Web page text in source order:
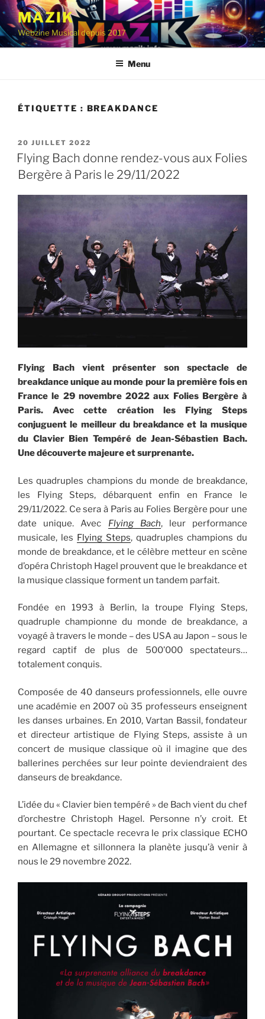
Aller
contenu
principal
MAZIK
Webzine Musical depuis 2017
Menu
ÉTIQUETTE : BREAKDANCE
PUBLIÉ
LE
20 JUILLET 2022
Flying Bach donne rendez-vous aux Folies
Bergère à Paris le 29/11/2022
Flying Bach vient présenter son spectacle de
breakdance unique au monde pour la première fois en
France le 29 novembre 2022 aux Folies Bergère à
Paris. Avec cette création les Flying Steps
conjuguent le meilleur du breakdance et la musique
du Clavier Bien Tempéré de Jean-Sébastien Bach.
Une découverte majeure et surprenante.
Les quadruples champions du monde de breakdance,
les Flying Steps, débarquent enfin en France le
29/11/2022. Ce sera à Paris au Folies Bergère pour une
date unique. Avec Flying Bach, leur performance
musicale, les Flying Steps, quadruples champions du
monde de breakdance, et le célèbre metteur en scène
d’opéra Christoph Hagel prouvent que le breakdance et
la musique classique forment un tandem parfait.
Fondée en 1993 à Berlin, la troupe Flying Steps,
quadruple championne du monde de breakdance, a
voyagé à travers le monde – des USA au Japon – sous le
regard captif de plus de 500’000 spectateurs…
totalement conquis.
Composée de 40 danseurs professionnels, elle ouvre
une académie en 2007 où 35 professeurs enseignent
les danses urbaines. En 2010, Vartan Bassil, fondateur
et directeur artistique de Flying Steps, assiste à un
concert de musique classique où il imagine que des
ballerines perchées sur leur pointe deviendraient des
danseurs de breakdance.
L’idée du « Clavier bien tempéré » de Bach vient du chef
d’orchestre Christoph Hagel. Personne n’y croit. Et
pourtant. Ce spectacle recevra le prix classique ECHO
en Allemagne et sillonnera la planète jusqu’à venir à
nous le 29 novembre 2022.